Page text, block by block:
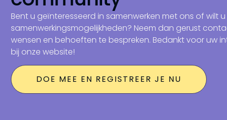
Bent u geïnteresseerd in samenwerken met ons of wilt
samenwerkingsmogelijkheden? Neem dan gerust
wensen en behoeften te bespreken. Bedankt voor uw
bij onze website!
DOE MEE EN REGISTREER JE NU